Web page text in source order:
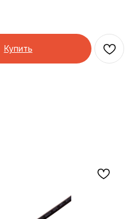
Купить